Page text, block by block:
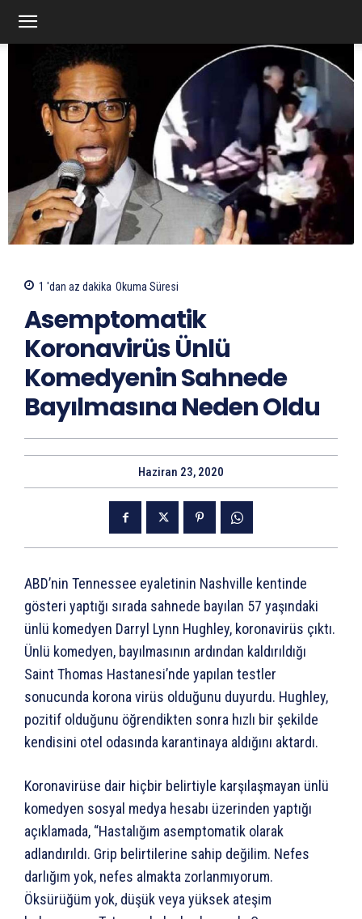
1 'dan az dakika Okuma Süresi
Asemptomatik
Koronavirüs Ünlü
Komedyenin Sahnede
Bayılmasına Neden Oldu
Haziran 23, 2020
ABD’nin Tennessee eyaletinin Nashville kentinde
gösteri yaptığı sırada sahnede bayılan 57 yaşındaki
ünlü komedyen Darryl Lynn Hughley, koronavirüs çıktı.
Ünlü komedyen, bayılmasının ardından kaldırıldığı
Saint Thomas Hastanesi’nde yapılan testler
sonucunda korona virüs olduğunu duyurdu. Hughley,
pozitif olduğunu öğrendikten sonra hızlı bir şekilde
kendisini otel odasında karantinaya aldığını aktardı.
Koronavirüse dair hiçbir belirtiyle karşılaşmayan ünlü
komedyen sosyal medya hesabı üzerinden yaptığı
açıklamada, “Hastalığım asemptomatik olarak
adlandırıldı. Grip belirtilerine sahip değilim. Nefes
darlığım yok, nefes almakta zorlanmıyorum.
Öksürüğüm yok, düşük veya yüksek ateşim